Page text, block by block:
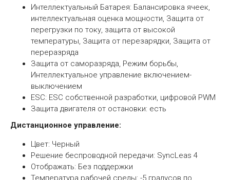
Интеллектуальный Батарея: Балансировка ячеек,
интеллектуальная оценка мощности, Защита от
перегрузки по току, защита от высокой
температуры, Защита от перезарядки, Защита от
переразряда
Защита от саморазряда, Режим борьбы,
Интеллектуальное управление включением-
выключением
ESC: ESC собственной разработки, цифровой PWM
Защита двигателя от остановки: есть
Дистанционное управление:
Цвет: Черный
Решение беспроводной передачи: SyncLeas 4
Отображать: Без поддержки
Температура рабочей среды: -5 градусов по